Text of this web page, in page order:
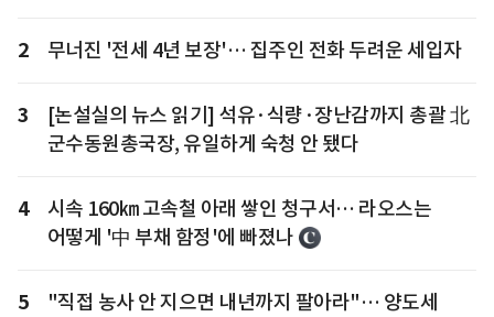
2 무너진 '전세 4년 보장'… 집주인 전화 두려운 세입자
3
[논설실의 뉴스 읽기] 석유·식량·장난감까지 총괄 北
군수동원총국장, 유일하게 숙청 안 됐다
4
시속 160㎞ 고속철 아래 쌓인 청구서… 라오스는
어떻게 '中 부채 함정'에 빠졌나
5
"직접 농사 안 지으면 내년까지 팔아라"… 양도세